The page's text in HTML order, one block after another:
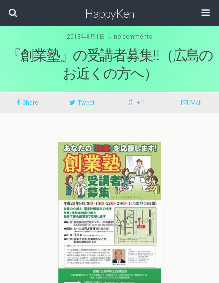
HappyKen
2013年8月1日 ↔ no comments
『創業塾』の受講者募集!!（広島の
お近くの方へ）
Share Tweet + 1 Mail